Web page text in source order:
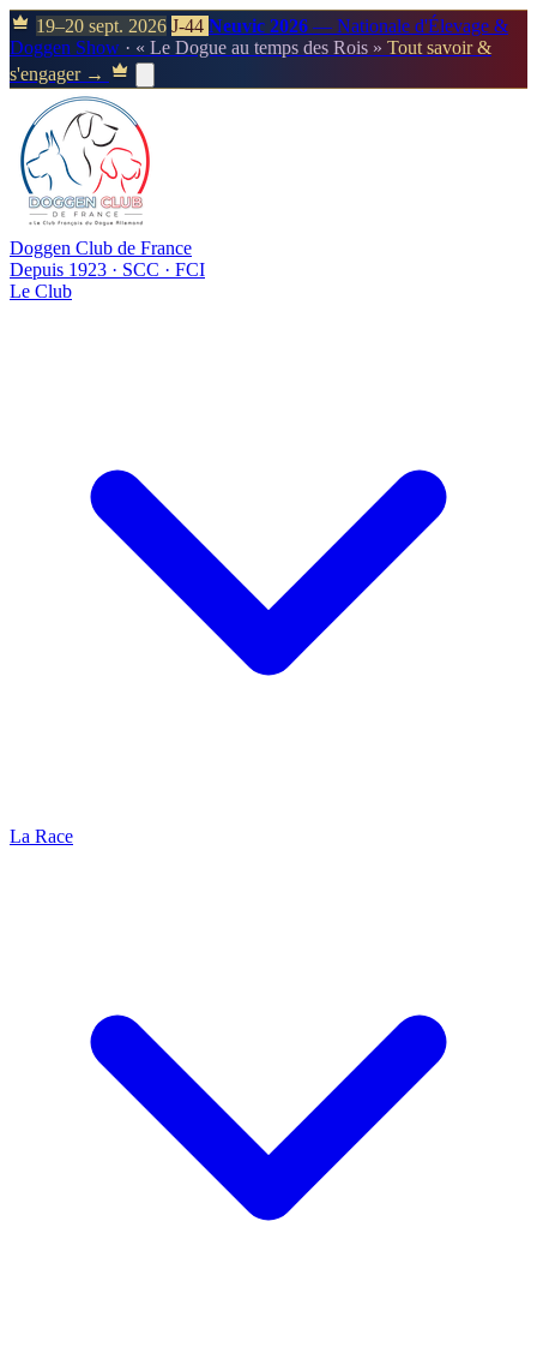
19–20 sept. 2026 J-44 Neuvic 2026 — Nationale d'Élevage &
Doggen Show · « Le Dogue au temps des Rois » Tout savoir &
s'engager →
Doggen Club de France
Depuis 1923 · SCC · FCI
Le Club
La Race